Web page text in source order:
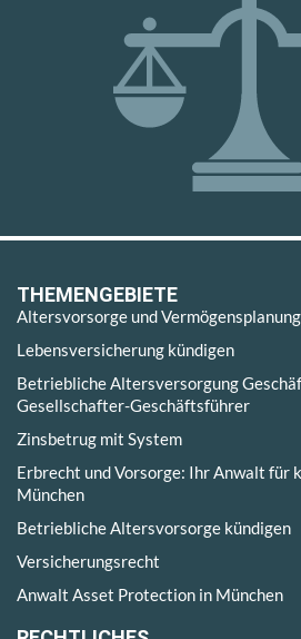
THEMENGEBIETE
Altersvorsorge und Vermögensplanung
Lebensversicherung kündigen
Betriebliche Altersversorgung
Gesellschafter-Geschäftsführer
Zinsbetrug mit System
Erbrecht und Vorsorge: Ihr Anwalt für
München
Betriebliche Altersvorsorge kündigen
Versicherungsrecht
Anwalt Asset Protection in München